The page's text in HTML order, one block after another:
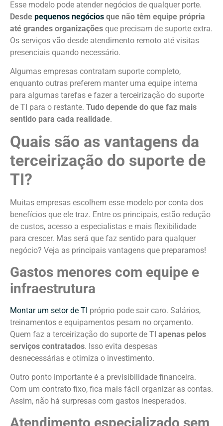
Esse modelo pode atender negócios de qualquer porte.
Desde pequenos negócios que não têm equipe própria
até grandes organizações que precisam de suporte extra.
Os serviços vão desde atendimento remoto até visitas
presenciais quando necessário.
Algumas empresas contratam suporte completo,
enquanto outras preferem manter uma equipe interna
para algumas tarefas e fazer a terceirização do suporte
de TI para o restante. Tudo depende do que faz mais
sentido para cada realidade.
Quais são as vantagens da
terceirização do suporte de
TI?
Muitas empresas escolhem esse modelo por conta dos
benefícios que ele traz. Entre os principais, estão redução
de custos, acesso a especialistas e mais flexibilidade
para crescer. Mas será que faz sentido para qualquer
negócio? Veja as principais vantagens que preparamos!
Gastos menores com equipe e
infraestrutura
Montar um setor de TI próprio pode sair caro. Salários,
treinamentos e equipamentos pesam no orçamento.
Quem faz a terceirização do suporte de TI apenas pelos
serviços contratados. Isso evita despesas
desnecessárias e otimiza o investimento.
Outro ponto importante é a previsibilidade financeira.
Com um contrato fixo, fica mais fácil organizar as contas.
Assim, não há surpresas com gastos inesperados.
Atendimento especializado sem